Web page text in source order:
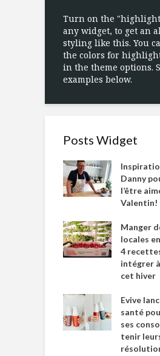
Turn on the
any widget, to get an
styling like this. You
the colors for
in the theme options.
examples below.
Posts Widget
Danny
l’être
Valentin!
Manger
locales
4
intégrer
cet hiver
Evive
santé
ses
tenir